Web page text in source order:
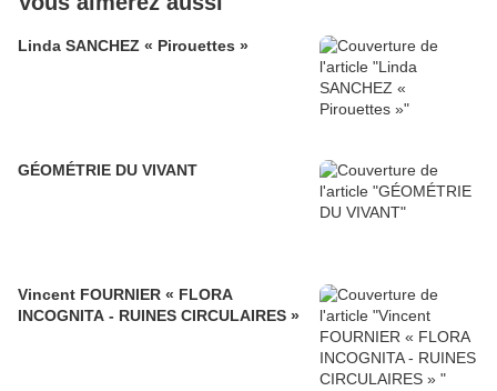
Linda SANCHEZ « Pirouettes »
GÉOMÉTRIE DU VIVANT
Vincent FOURNIER « FLORA
INCOGNITA - RUINES CIRCULAIRES »